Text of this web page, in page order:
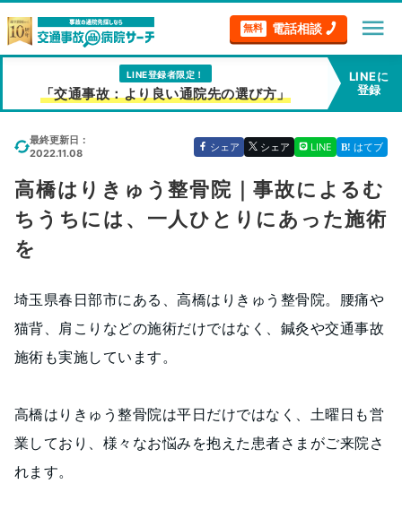
無料 電話相談 menu
LINE登録者限定！
「交通事故：より良い通院先の選び方」
LINEに
登録
最終更新日：
2022.11.08
シェア シェア LINE はてブ
高橋はりきゅう整骨院｜事故によるむ
ちうちには、一人ひとりにあった施術
を
埼玉県春日部市にある、高橋はりきゅう整骨院。腰痛や
猫背、肩こりなどの施術だけではなく、鍼灸や交通事故
施術も実施しています。
高橋はりきゅう整骨院は平日だけではなく、土曜日も営
業しており、様々なお悩みを抱えた患者さまがご来院さ
れます。